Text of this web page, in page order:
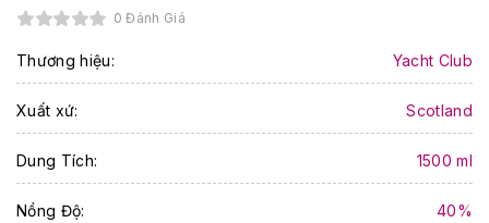
0 Đánh Giá
Thương hiệu: Yacht Club
Xuất xứ: Scotland
Dung Tích: 1500 ml
Nồng Độ: 40%